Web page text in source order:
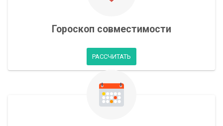
Гороскоп совместимости
РАССЧИТАТЬ